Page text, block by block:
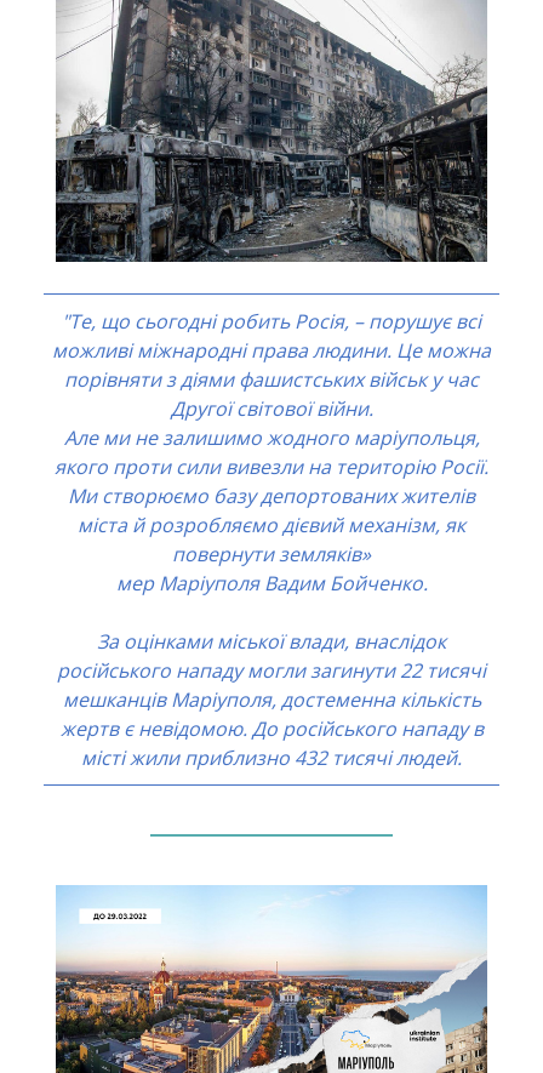
"Те, що сьогодні робить Росія, – порушує всі
можливі міжнародні права людини. Це можна
порівняти з діями фашистських військ у час
Другої світової війни.
Але ми не залишимо жодного маріупольця,
якого проти сили вивезли на територію Росії.
Ми створюємо базу депортованих жителів
міста й розробляємо дієвий механізм, як
повернути земляків»
мер Маріуполя Вадим Бойченко.
За оцінками міської влади, внаслідок
російського нападу могли загинути 22 тисячі
мешканців Маріуполя, достеменна кількість
жертв є невідомою. До російського нападу в
місті жили приблизно 432 тисячі людей.